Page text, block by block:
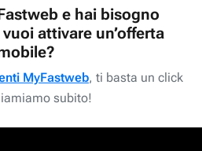
e hai bisogno
attivare un’offerta
MyFastweb, ti basta un click
subito!